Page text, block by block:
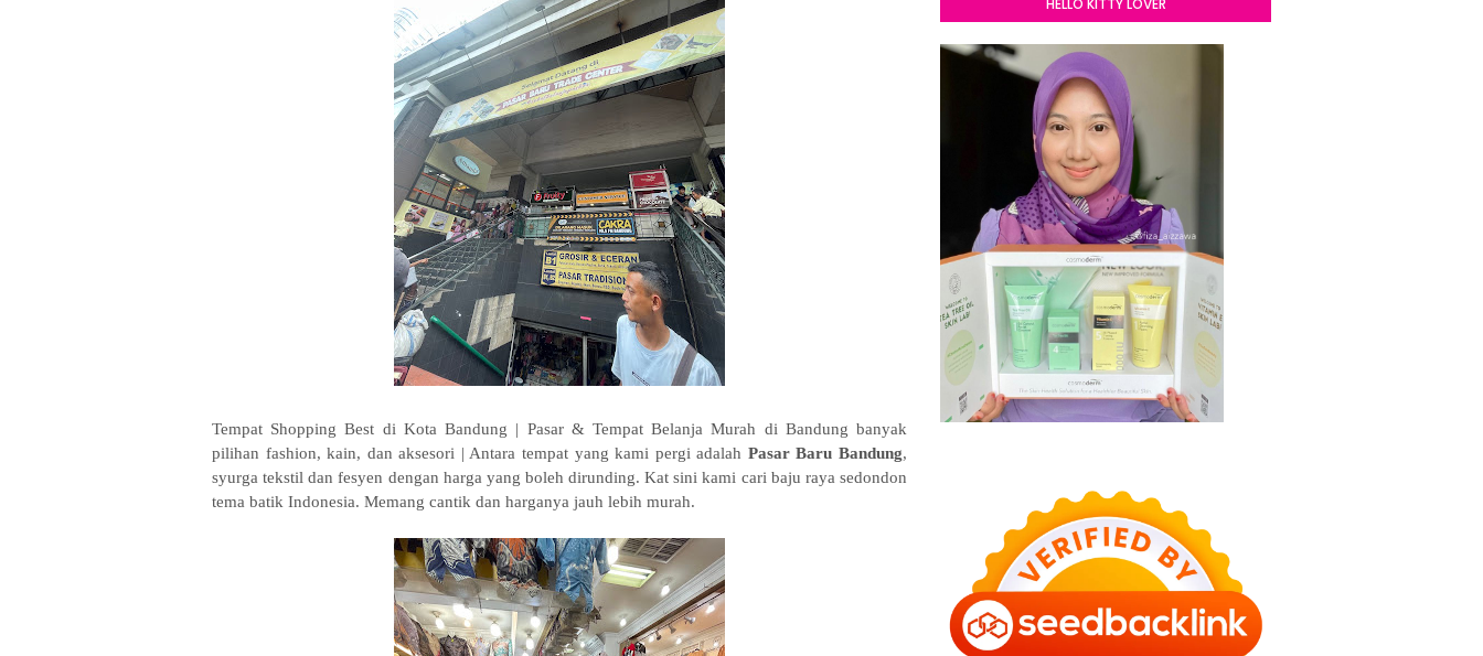
Tempat Shopping Best di Kota Bandung | Pasar & Tempat Belanja Murah di Bandung banyak
pilihan fashion, kain, dan aksesori | Antara tempat yang kami pergi adalah Pasar Baru Bandung,
syurga tekstil dan fesyen dengan harga yang boleh dirunding. Kat sini kami cari baju raya sedondon
tema batik Indonesia. Memang cantik dan harganya jauh lebih murah.
HELLO KITTY LOVER